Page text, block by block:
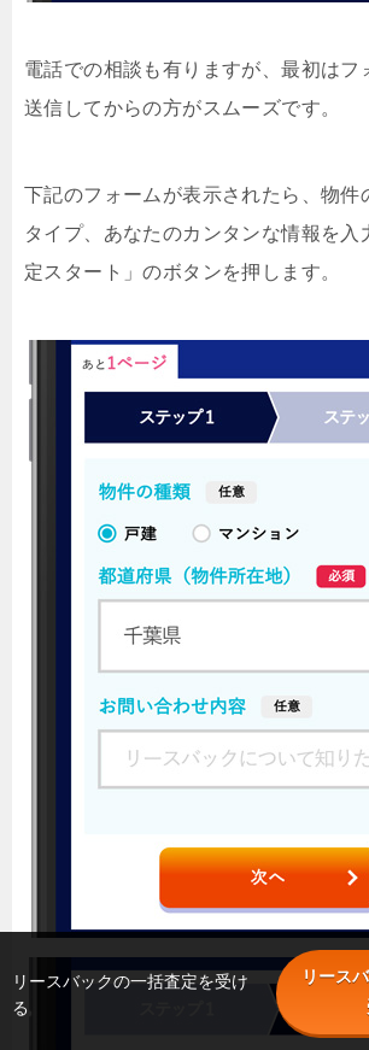
電話での相談も有りますが、最初はフ
送信してからの方がスムーズです。
下記のフォームが表示されたら、物件
タイプ、あなたのカンタンな情報を入
定スタート」のボタンを押します。
リースバックの一括査定を受け
る
リース